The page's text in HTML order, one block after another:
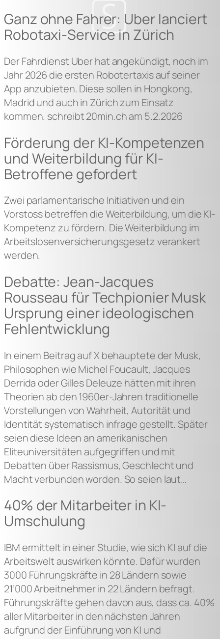
Ganz ohne Fahrer: Uber lanciert
Robotaxi-Service in Zürich
Der Fahrdienst Uber hat angekündigt, noch im
Jahr 2026 die ersten Robotertaxis auf seiner
App anzubieten. Diese sollen in Hongkong,
Madrid und auch in Zürich zum Einsatz
kommen. schreibt 20min.ch am 5.2.2026
Förderung der KI-Kompetenzen
und Weiterbildung für KI-
Betroffene gefordert
Zwei parlamentarische Initiativen und ein
Vorstoss betreffen die Weiterbildung, um die KI-
Kompetenz zu fördern. Die Weiterbildung im
Arbeitslosenversicherungsgesetz verankert
werden.
Debatte: Jean-Jacques
Rousseau für Techpionier Musk
Ursprung einer ideologischen
Fehlentwicklung
In einem Beitrag auf X behauptete der Musk,
Philosophen wie Michel Foucault, Jacques
Derrida oder Gilles Deleuze hätten mit ihren
Theorien ab den 1960er-Jahren traditionelle
Vorstellungen von Wahrheit, Autorität und
Identität systematisch infrage gestellt. Später
seien diese Ideen an amerikanischen
Eliteuniversitäten aufgegriffen und mit
Debatten über Rassismus, Geschlecht und
Macht verbunden worden. So seien laut…
40% der Mitarbeiter in KI-
Umschulung
IBM ermittelt in einer Studie, wie sich KI auf die
Arbeitswelt auswirken könnte. Dafür wurden
3000 Führungskräfte in 28 Ländern sowie
21’000 Arbeitnehmer in 22 Ländern befragt.
Führungskräfte gehen davon aus, dass ca. 40%
aller Mitarbeiter in den nächsten Jahren
aufgrund der Einführung von KI und